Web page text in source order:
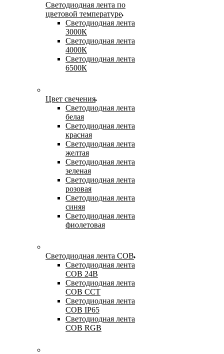
Светодиодная лента по
цветовой температуре
Светодиодная лента
3000К
Светодиодная лента
4000К
Светодиодная лента
6500К
Цвет свечения
Светодиодная лента
белая
Светодиодная лента
красная
Светодиодная лента
желтая
Светодиодная лента
зеленая
Светодиодная лента
розовая
Светодиодная лента
синяя
Светодиодная лента
фиолетовая
Светодиодная лента COB
Светодиодная лента
COB 24В
Светодиодная лента
COB CCT
Светодиодная лента
COB IP65
Светодиодная лента
COB RGB